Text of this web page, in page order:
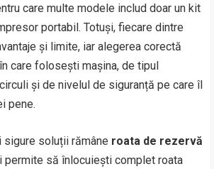
care multe modele includ doar un kit
portabil. Totuși, fiecare dintre
și limite, iar alegerea corectă
care folosești mașina, de tipul
și de nivelul de siguranță pe care îl
pene.
sigure soluții rămâne roata de rezervă
permite să înlocuiești complet roata